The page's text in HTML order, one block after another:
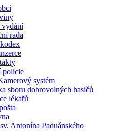
rada
policie
systém
sboru dobrovolných hasičů
lékařů
Antonína Paduánského